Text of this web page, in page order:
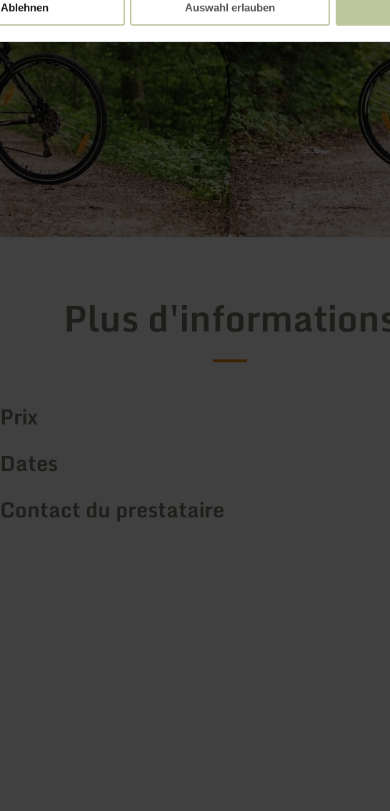
Ablehnen Auswahl erlauben
Plus
Prix
Dates
Contact du prestataire